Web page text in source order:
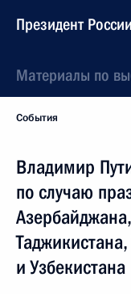
Президент России
Материалы по
События
Владимир
по случаю
и Узбекистана